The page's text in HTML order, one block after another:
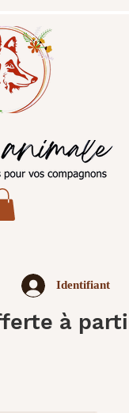
Identifiant
à